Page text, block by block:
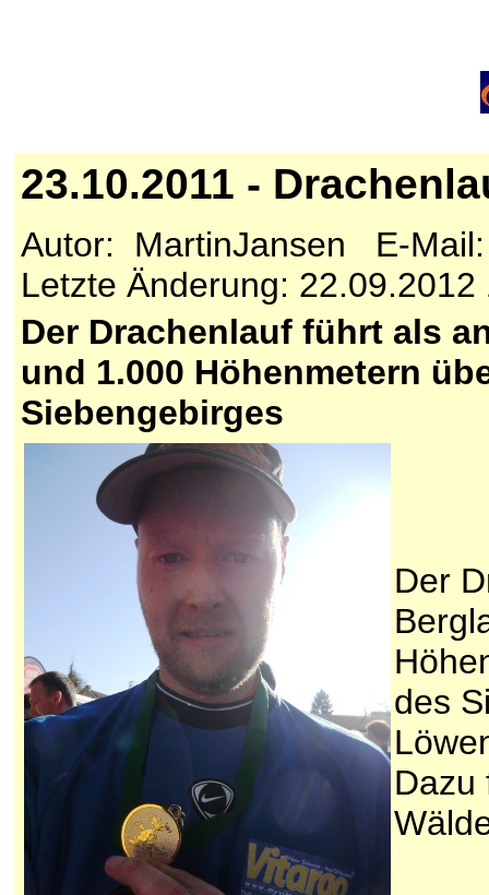
23.10.2011 -
Autor: MartinJansen E-
Letzte Änderung: 22.09.2012
Der Drachenlauf führt als
und 1.000 Höhenmetern
Siebengebirges
Der
des
Dazu